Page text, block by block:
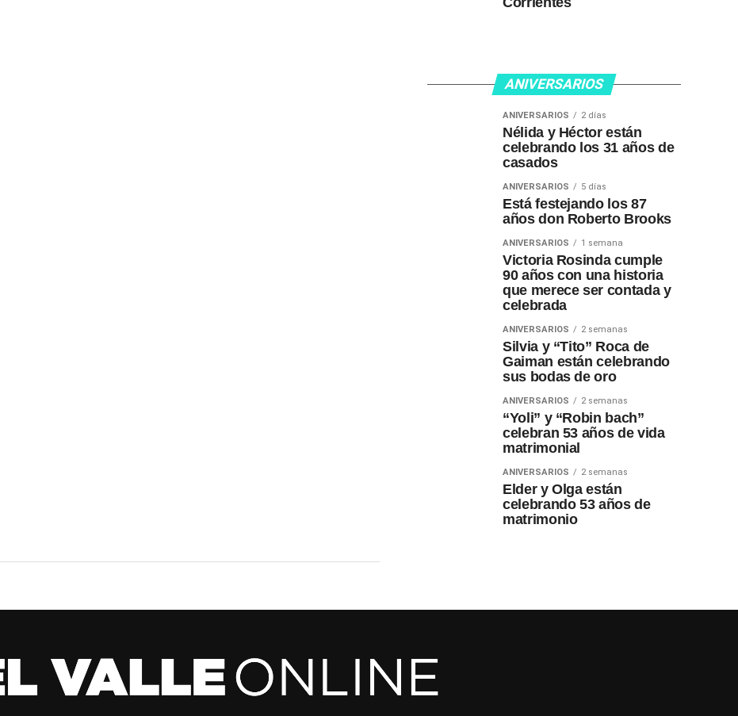
ANIVERSARIOS
ANIVERSARIOS 2 días
Nélida y Héctor están
celebrando los 31 años de
casados
ANIVERSARIOS 5 días
Está festejando los 87
años don Roberto Brooks
ANIVERSARIOS 1 semana
Victoria Rosinda cumple
90 años con una historia
que merece ser contada y
celebrada
ANIVERSARIOS 2 semanas
Silvia y “Tito” Roca de
Gaiman están celebrando
sus bodas de oro
ANIVERSARIOS 2 semanas
“Yoli” y “Robin bach”
celebran 53 años de vida
matrimonial
ANIVERSARIOS 2 semanas
Elder y Olga están
celebrando 53 años de
matrimonio